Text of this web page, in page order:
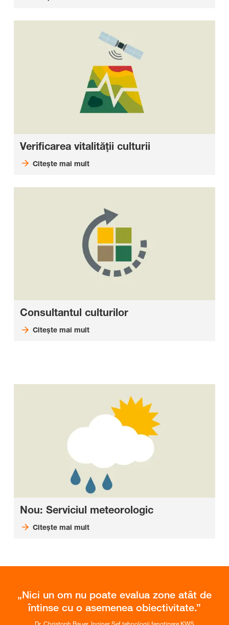
Verificarea vitalităţii culturii
Citeşte mai mult
Consultantul culturilor
Citește mai mult
Nou: Serviciul meteorologic
Citeşte mai mult
Nici un om nu poate evalua zone atât de
întinse cu o asemenea obiectivitate.